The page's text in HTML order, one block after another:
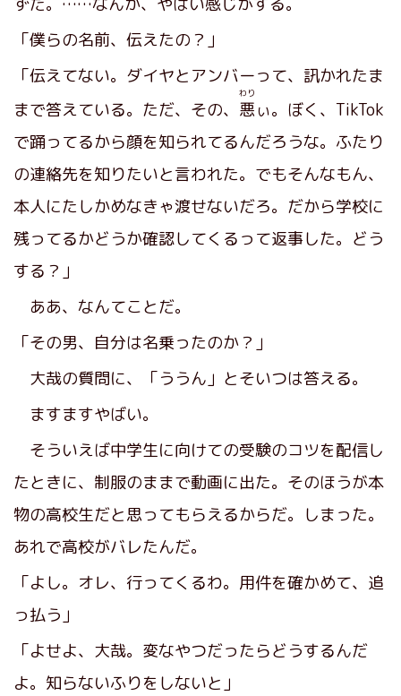
「僕らの名前、伝えたの？」
「伝えてない。ダイヤとアンバーって、訊かれたま
まで答えている。ただ、その、 悪
わり
ぃ。ぼく、TikTok
で踊ってるから顔を知られてるんだろうな。ふたり
の連絡先を知りたいと言われた。でもそんなもん、
本人にたしかめなきゃ渡せないだろ。だから学校に
残ってるかどうか確認してくるって返事した。どう
する？」
ああ、なんてことだ。
「その男、自分は名乗ったのか？」
大哉の質問に、「ううん」とそいつは答える。
ますますやばい。
そういえば中学生に向けての受験のコツを配信し
たときに、制服のままで動画に出た。そのほうが本
物の高校生だと思ってもらえるからだ。しまった。
あれで高校がバレたんだ。
「よし。オレ、行ってくるわ。用件を確かめて、追
っ払う」
「よせよ、大哉。変なやつだったらどうするんだ
よ。知らないふりをしないと」